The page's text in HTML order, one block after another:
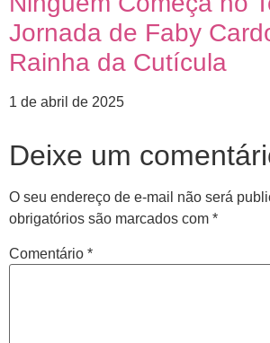
Jornada de Faby
Rainha da Cutícula
1 de abril de 2025
Deixe um
O seu endereço de e-mail não será
obrigatórios são marcados com *
Comentário *